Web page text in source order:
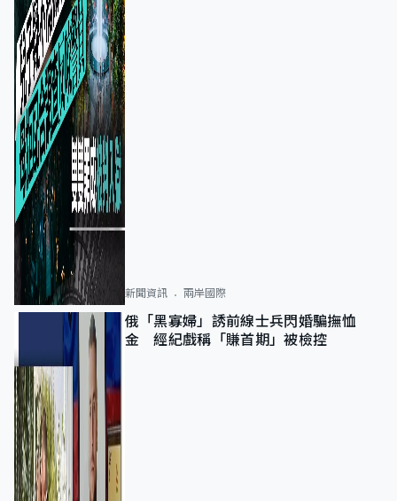
新聞資訊 兩岸國際
俄「黑寡婦」誘前線士兵閃婚騙撫恤
金 經紀戲稱「賺首期」被檢控